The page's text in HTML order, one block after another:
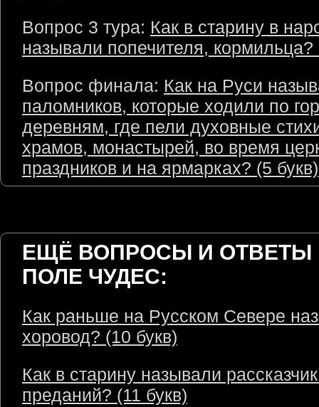
Вопрос 3 тура: Как в старину в
называли попечителя, кормильца?
Вопрос финала: Как на Руси
паломников, которые ходили по
деревням, где пели духовные
храмов, монастырей, во время
праздников и на ярмарках? (5 букв)
ЕЩЁ ВОПРОСЫ И ОТВЕТЫ
ПОЛЕ ЧУДЕС:
Как раньше на Русском Севере
хоровод? (10 букв)
Как в старину называли
преданий? (11 букв)